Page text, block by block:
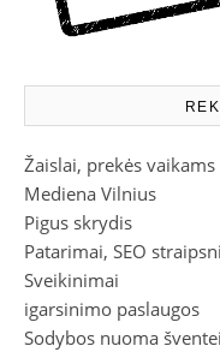
Žaislai, prekės vaikams
Mediena Vilnius
Pigus skrydis
Patarimai, SEO
Sveikinimai
igarsinimo paslaugos
Sodybos nuoma šventei